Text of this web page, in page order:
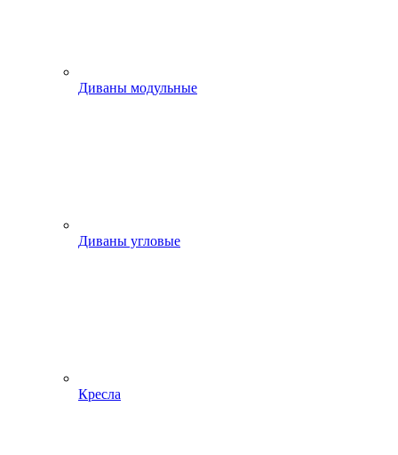
Диваны модульные
Диваны угловые
Кресла